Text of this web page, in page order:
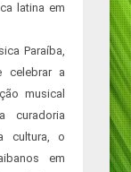
latina em
Paraíba,
celebrar a
musical
curadoria
cultura, o
em